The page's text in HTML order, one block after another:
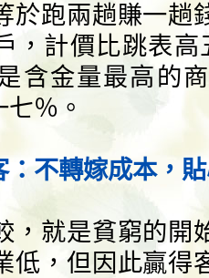
於跑兩趟賺一趟
，計價比跳表
含金量最高的
％。
：不轉嫁成本，
，就是貧窮的開
低，但因此贏得